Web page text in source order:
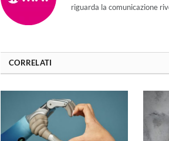
riguarda la comunicazione
CORRELATI